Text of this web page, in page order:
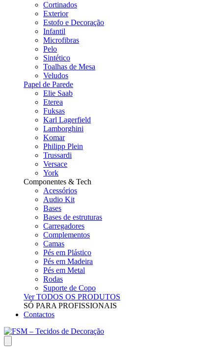
Cortinados
Exterior
Estofo e Decoração
Infantil
Microfibras
Pelo
Sintético
Toalhas de Mesa
Veludos
Papel de Parede
Elie Saab
Eterea
Fuksas
Karl Lagerfield
Lamborghini
Komar
Philipp Plein
Trussardi
Versace
York
Componentes & Tech
Acessórios
Audio Kit
Bases
Bases de estruturas
Carregadores
Complementos
Camas
Pés em Plástico
Pés em Madeira
Pés em Metal
Rodas
Suporte de Copo
Ver TODOS OS PRODUTOS
SÓ PARA PROFISSIONAIS
Contactos